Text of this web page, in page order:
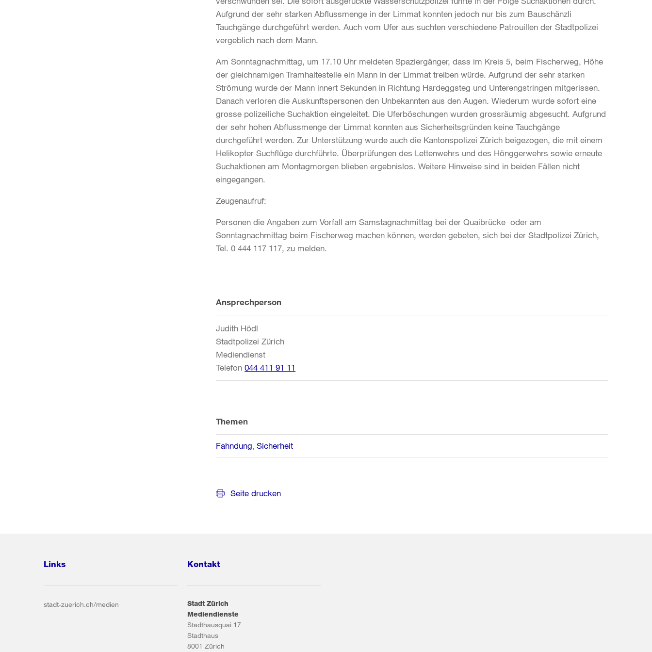
Aufgrund der sehr starken Abflussmenge in der Limmat konnten jedoch nur bis zum Bauschänzli
Tauchgänge durchgeführt werden. Auch vom Ufer aus suchten verschiedene Patrouillen der Stadtpolizei
vergeblich nach dem Mann.
Am Sonntagnachmittag, um 17.10 Uhr meldeten Spaziergänger, dass im Kreis 5, beim Fischerweg, Höhe
der gleichnamigen Tramhaltestelle ein Mann in der Limmat treiben würde. Aufgrund der sehr starken
Strömung wurde der Mann innert Sekunden in Richtung Hardeggsteg und Unterengstringen mitgerissen.
Danach verloren die Auskunftspersonen den Unbekannten aus den Augen. Wiederum wurde sofort eine
grosse polizeiliche Suchaktion eingeleitet. Die Uferböschungen wurden grossräumig abgesucht. Aufgrund
der sehr hohen Abflussmenge der Limmat konnten aus Sicherheitsgründen keine Tauchgänge
durchgeführt werden. Zur Unterstützung wurde auch die Kantonspolizei Zürich beigezogen, die mit einem
Helikopter Suchflüge durchführte. Überprüfungen des Lettenwehrs und des Hönggerwehrs sowie erneute
Suchaktionen am Montagmorgen blieben ergebnislos. Weitere Hinweise sind in beiden Fällen nicht
eingegangen.
Zeugenaufruf:
Personen die Angaben zum Vorfall am Samstagnachmittag bei der Quaibrücke oder am
Sonntagnachmittag beim Fischerweg machen können, werden gebeten, sich bei der Stadtpolizei Zürich,
Tel. 0 444 117 117, zu melden.
Weitere
Informationen
Ansprechperson
Judith Hödl
Stadtpolizei Zürich
Mediendienst
Telefon 044 411 91 11
Themen
Fahndung Sicherheit
Seite drucken
Links
stadt-zuerich.ch/medien
Kontakt
Stadt Zürich
Mediendienste
Stadthausquai 17
Stadthaus
8001 Zürich